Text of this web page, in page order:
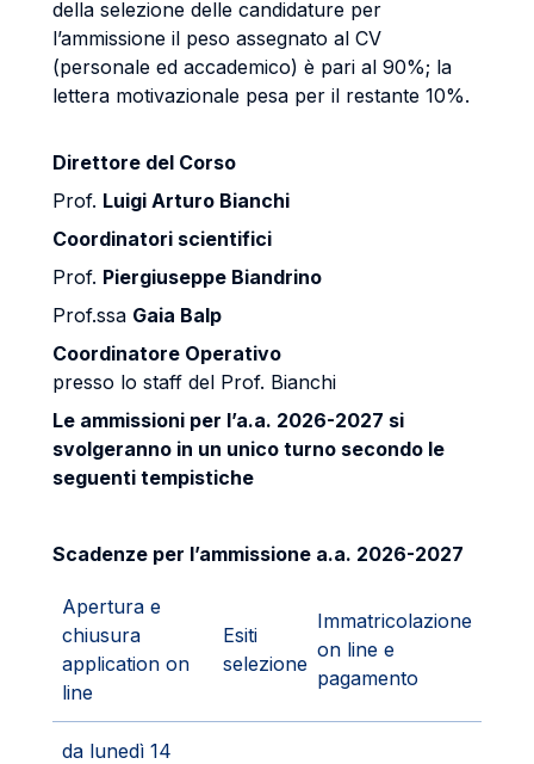
della selezione delle candidature per
l’ammissione il peso assegnato al CV
(personale ed accademico) è pari al 90%; la
lettera motivazionale pesa per il restante 10%.
Direttore del Corso
Prof. Luigi Arturo Bianchi
Coordinatori scientifici
Prof. Piergiuseppe Biandrino
Prof.ssa Gaia Balp
Coordinatore Operativo
presso lo staff del Prof. Bianchi
Le ammissioni per l’a.a. 2026-2027 si
svolgeranno in un unico turno secondo le
seguenti tempistiche
Scadenze per l’ammissione a.a. 2026-2027
Apertura e
chiusura
application on
line
Esiti
selezione
Immatricolazione
on line e
pagamento
da lunedì 14